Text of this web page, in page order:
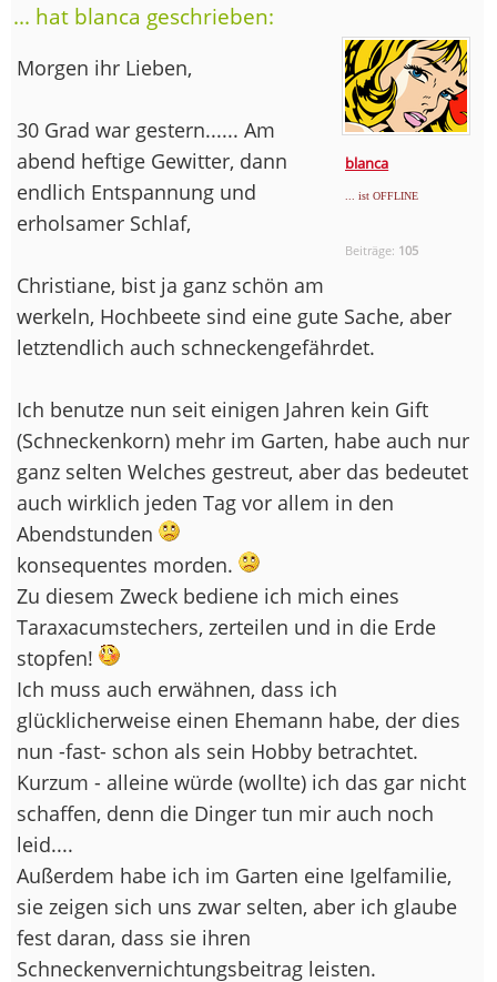
... hat blanca geschrieben:
blanca
... ist OFFLINE
Beiträge: 105
Morgen ihr Lieben,
30 Grad war gestern...... Am
abend heftige Gewitter, dann
endlich Entspannung und
erholsamer Schlaf,
Christiane, bist ja ganz schön am
werkeln, Hochbeete sind eine gute Sache, aber
letztendlich auch schneckengefährdet.
Ich benutze nun seit einigen Jahren kein Gift
(Schneckenkorn) mehr im Garten, habe auch nur
ganz selten Welches gestreut, aber das bedeutet
auch wirklich jeden Tag vor allem in den
Abendstunden
konsequentes morden.
Zu diesem Zweck bediene ich mich eines
Taraxacumstechers, zerteilen und in die Erde
stopfen!
Ich muss auch erwähnen, dass ich
glücklicherweise einen Ehemann habe, der dies
nun -fast- schon als sein Hobby betrachtet.
Kurzum - alleine würde (wollte) ich das gar nicht
schaffen, denn die Dinger tun mir auch noch
leid....
Außerdem habe ich im Garten eine Igelfamilie,
sie zeigen sich uns zwar selten, aber ich glaube
fest daran, dass sie ihren
Schneckenvernichtungsbeitrag leisten.